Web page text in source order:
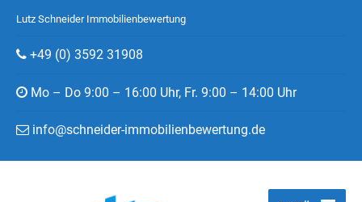
Lutz Schneider Immobilienbewertung
+49 (0) 3592 31908
Mo – Do 9:00 – 16:00 Uhr, Fr. 9:00 – 14:00 Uhr
info@schneider-immobilienbewertung.de